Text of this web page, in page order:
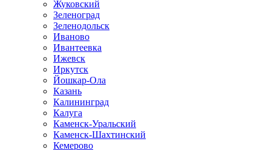
Жуковский
Зеленоград
Зеленодольск
Иваново
Ивантеевка
Ижевск
Иркутск
Йошкар-Ола
Казань
Калининград
Калуга
Каменск-Уральский
Каменск-Шахтинский
Кемерово